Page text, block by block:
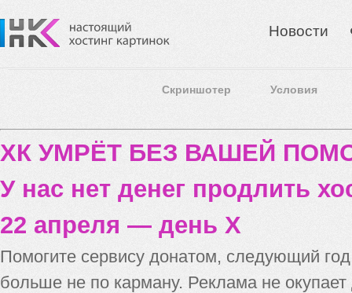
Новости
Скриншотер Условия
ХК УМРЁТ БЕЗ ВАШЕЙ
У нас нет денег продлить
22 апреля — день X
Помогите сервису донатом, следующий
больше не по карману. Реклама не